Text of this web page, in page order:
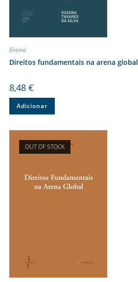
Ensino
Direitos fundamentais na arena global
8,48 €
Adicionar
OUT OF STOCK